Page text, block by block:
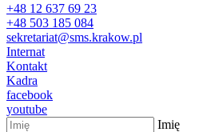
+48 12 637 69 23
+48 503 185 084
sekretariat@sms.krakow.pl
Internat
Kontakt
Kadra
facebook
youtube
Imię